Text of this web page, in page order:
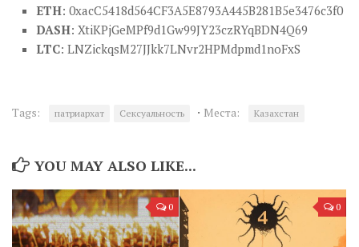
ETH: 0xacC5418d564CF3A5E8793A445B281B5e3476c3f0
DASH: XtiKPjGeMPf9d1Gw99JY23czRYqBDN4Q69
LTC: LNZickqsM27JJkk7LNvr2HPMdpmd1noFxS
Tags: патриархат Сексуальность · Места: Казахстан
YOU MAY ALSO LIKE...
0 0